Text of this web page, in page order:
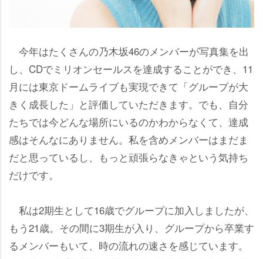
今年はたくさんの乃木坂46のメンバーが写真集を出
し、CDでミリオンセールスを達成することができ、11
月には東京ドームライブも実現できて「グループが大
きく成長した」と評価していただきます。でも、自分
たちでは今どんな場所にいるのかわからなくて、達成
感はそんなにありません。私を含めメンバーはまだま
だと思っているし、もっと頑張らなきゃという気持ち
だけです。
私は2期生として16歳でグループに加入しましたが、
もう21歳。その間に3期生が入り、グループから卒業す
るメンバーもいて、時の流れの速さを感じています。